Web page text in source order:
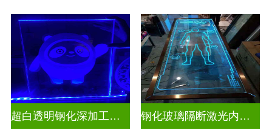
超白透明钢化深加工激光内雕发光艺术玻璃 钢化玻璃隔断激光内雕精雕